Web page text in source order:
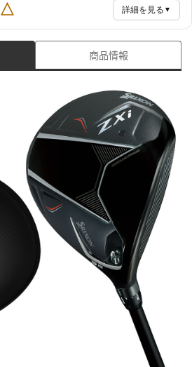
△ 詳細を見る ▼
商品情報